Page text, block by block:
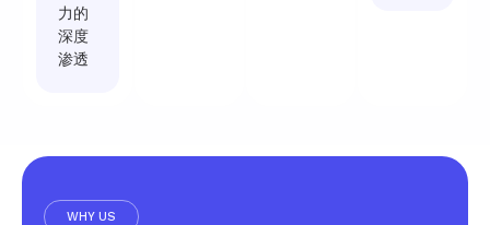
力的
深度
渗透
WHY US